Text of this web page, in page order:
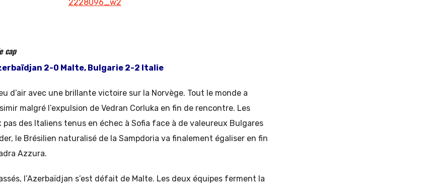
cap
2-0 Malte, Bulgarie 2-2 Italie
d’air avec une brillante victoire sur la Norvège. Tout le monde a
malgré l’expulsion de Vedran Corluka en fin de rencontre. Les
des Italiens tenus en échec à Sofia face à de valeureux Bulgares
le Brésilien naturalisé de la Sampdoria va finalement égaliser en fin
Azzura.
l’Azerbaïdjan s’est défait de Malte. Les deux équipes ferment la